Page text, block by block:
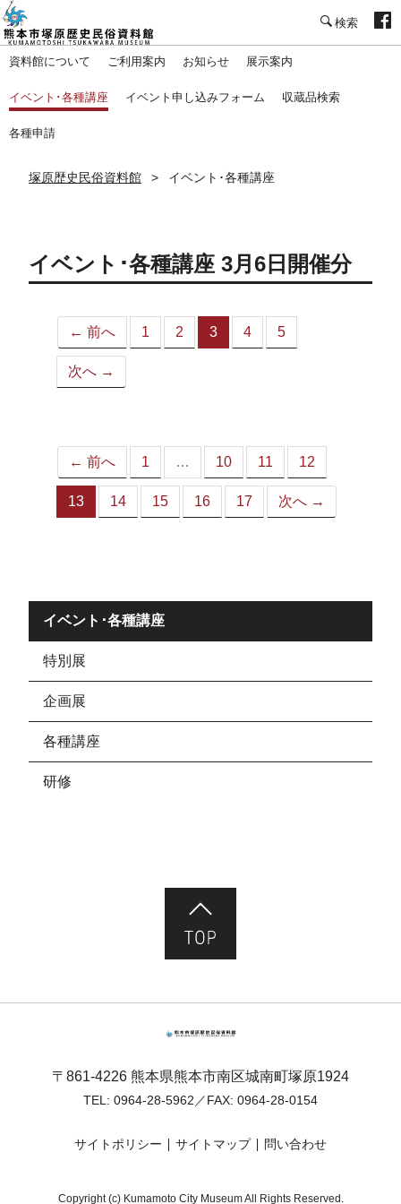
資料館について ご利用案内 お知らせ 展示案内
イベント･各種講座 イベント申し込みフォーム 収蔵品検索
各種申請
塚原歴史民俗資料館 イベント･各種講座
イベント･各種講座 3月6日開催分
← 前へ 1 2 3
（こ
4 5
次へ →
← 前へ 1 … 10 11 12
13
（こ
14 15 16 17 次へ →
イベント･各種講座
特別展
企画展
各種講座
研修
〒861-4226 熊本県熊本市南区城南町塚原1924
TEL: 0964-28-5962 ／FAX: 0964-28-0154
サイトポリシー サイトマップ 問い合わせ
Copyright (c) Kumamoto City Museum All Rights Reserved.